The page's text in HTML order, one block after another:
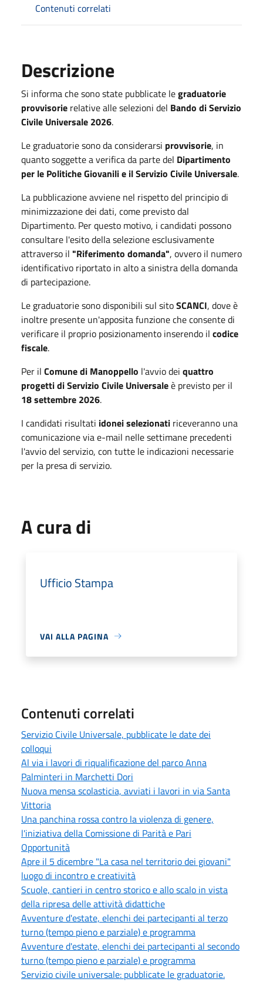
Contenuti correlati
Descrizione
Si informa che sono state pubblicate legraduatorie
provvisorie relative alle selezioni del Bando di Servizio
Civile Universale 2026.
Le graduatorie sono da considerarsi provvisorie, in
quanto soggette a verifica da parte del Dipartimento
per le Politiche Giovanili e il Servizio Civile Universale.
La pubblicazione avviene nel rispetto del principio di
minimizzazione dei dati, come previsto dal
Dipartimento. Per questo motivo, i candidati possono
consultare l'esito della selezione esclusivamente
attraverso il "Riferimento domanda", ovvero il numero
identificativo riportato in alto a sinistra della domanda
di partecipazione.
Le graduatorie sono disponibili sul sitoSCANCI, dove è
inoltre presente un'apposita funzione che consente di
verificare il proprio posizionamento inserendo il codice
fiscale.
Per il Comune di Manoppello l'avvio dei quattro
progetti di Servizio Civile Universaleè previsto per il
18 settembre 2026.
I candidati risultati idonei selezionati riceveranno una
comunicazione via e-mail nelle settimane precedenti
l'avvio del servizio, con tutte le indicazioni necessarie
per la presa di servizio.
A cura di
Ufficio Stampa
VAI ALLA PAGINA
Contenuti correlati
Servizio Civile Universale, pubblicate le date dei
colloqui
Al via i lavori di riqualificazione del parco Anna
Palminteri in Marchetti Dori
Nuova mensa scolasticia, avviati i lavori in via Santa
Vittoria
Una panchina rossa contro la violenza di genere,
l'iniziativa della Comissione di Parità e Pari
Opportunità
Apre il 5 dicembre "La casa nel territorio dei giovani"
luogo di incontro e creatività
Scuole, cantieri in centro storico e allo scalo in vista
della ripresa delle attività didattiche
Avventure d'estate, elenchi dei partecipanti al terzo
turno (tempo pieno e parziale) e programma
Avventure d'estate, elenchi dei partecipanti al secondo
turno (tempo pieno e parziale) e programma
Servizio civile universale: pubblicate le graduatorie.